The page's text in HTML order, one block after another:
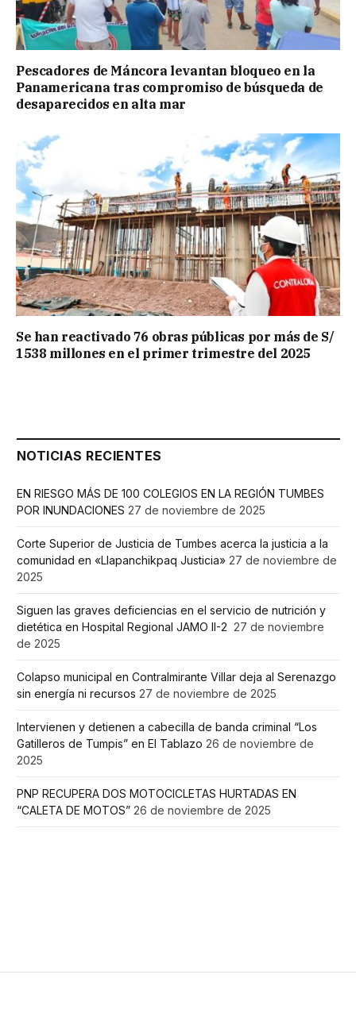
Pescadores de Máncora levantan bloqueo en la
Panamericana tras compromiso de búsqueda de
desaparecidos en alta mar
Se han reactivado 76 obras públicas por más de S/
1538 millones en el primer trimestre del 2025
NOTICIAS RECIENTES
EN RIESGO MÁS DE 100 COLEGIOS EN LA REGIÓN TUMBES
POR INUNDACIONES 27 de noviembre de 2025
Corte Superior de Justicia de Tumbes acerca la justicia a la
comunidad en «Llapanchikpaq Justicia» 27 de noviembre de
2025
Siguen las graves deficiencias en el servicio de nutrición y
dietética en Hospital Regional JAMO II-2 27 de noviembre
de 2025
Colapso municipal en Contralmirante Villar deja al Serenazgo
sin energía ni recursos 27 de noviembre de 2025
Intervienen y detienen a cabecilla de banda criminal “Los
Gatilleros de Tumpis” en El Tablazo 26 de noviembre de
2025
PNP RECUPERA DOS MOTOCICLETAS HURTADAS EN
“CALETA DE MOTOS” 26 de noviembre de 2025